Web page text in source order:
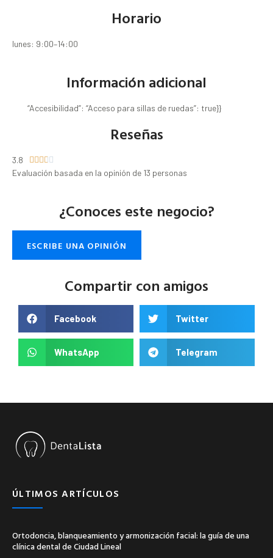
Horario
lunes: 9:00–14:00
Información adicional
“Accesibilidad”: “Acceso para sillas de ruedas”: true}}
Reseñas
3.8     
Evaluación basada en la opinión de 13 personas
¿Conoces este negocio?
ESCRIBE UNA OPINIÓN
Compartir con amigos
Facebook Twitter
WhatsApp Telegram
ÚLTIMOS ARTÍCULOS
Ortodoncia, blanqueamiento y armonización facial: la guía de una
clínica dental de Ciudad Lineal